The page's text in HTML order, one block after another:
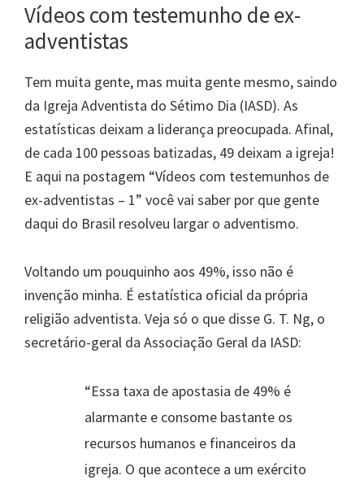
Vídeos com testemunho de ex-
adventistas
Tem muita gente, mas muita gente mesmo, saindo
da Igreja Adventista do Sétimo Dia (IASD). As
estatísticas deixam a liderança preocupada. Afinal,
de cada 100 pessoas batizadas, 49 deixam a igreja!
E aqui na postagem “Vídeos com testemunhos de
ex-adventistas – 1” você vai saber por que gente
daqui do Brasil resolveu largar o adventismo.
Voltando um pouquinho aos 49%, isso não é
invenção minha. É estatística oficial da própria
religião adventista. Veja só o que disse G. T. Ng, o
secretário-geral da Associação Geral da IASD:
“Essa taxa de apostasia de 49% é
alarmante e consome bastante os
recursos humanos e financeiros da
igreja. O que acontece a um exército